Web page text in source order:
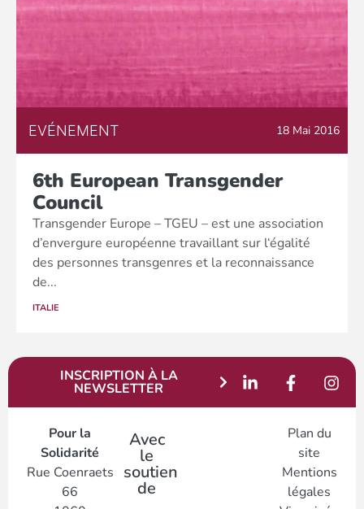
EVÉNEMENT 18 Mai 2016
6th European Transgender
Council
Transgender Europe – TGEU – est une association
d’envergure européenne travaillant sur l‘égalité
des personnes transgenres et la reconnaissance
de...
ITALIE
INSCRIPTION À LA
NEWSLETTER
Pour la
Solidarité
Rue Coenraets
66
Avec
le
soutien
de
Plan du
site
Mentions
légales